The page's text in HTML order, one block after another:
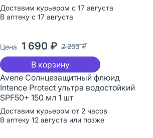
Доставим курьером с 17 августа
В аптеку с 17 августа
Цена 1 690 ₽ 2 253 ₽
В корзину
Avene Солнцезащитный флюид
Intence Protect ультра водостойкий
SPF50+ 150 мл 1 шт
Доставим курьером от 2 часов
В аптеку 12 августа или позже